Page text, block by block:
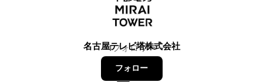
名古屋テレビ塔株式会社
4フォロワー
フォロー